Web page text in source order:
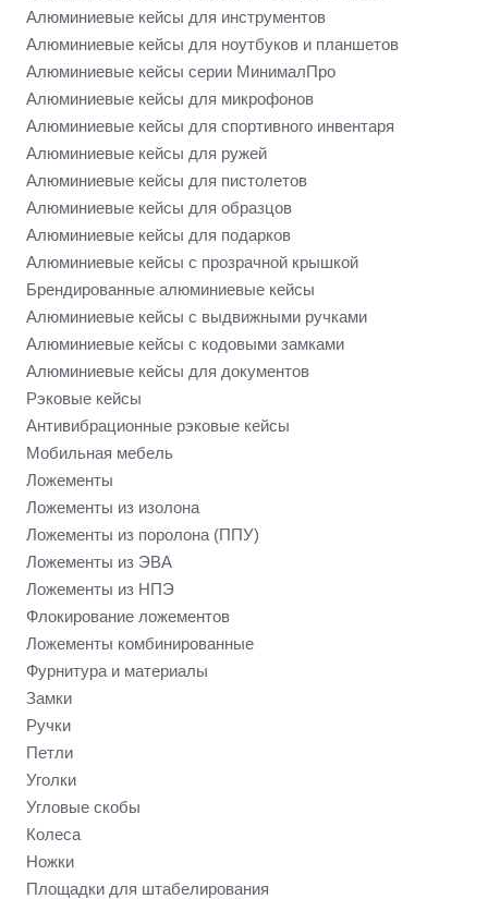
Алюминиевые кейсы для инструментов
Алюминиевые кейсы для ноутбуков и планшетов
Алюминиевые кейсы серии МинималПро
Алюминиевые кейсы для микрофонов
Алюминиевые кейсы для спортивного инвентаря
Алюминиевые кейсы для ружей
Алюминиевые кейсы для пистолетов
Алюминиевые кейсы для образцов
Алюминиевые кейсы для подарков
Алюминиевые кейсы с прозрачной крышкой
Брендированные алюминиевые кейсы
Алюминиевые кейсы с выдвижными ручками
Алюминиевые кейсы с кодовыми замками
Алюминиевые кейсы для документов
Рэковые кейсы
Антивибрационные рэковые кейсы
Мобильная мебель
Ложементы
Ложементы из изолона
Ложементы из поролона (ППУ)
Ложементы из ЭВА
Ложементы из НПЭ
Флокирование ложементов
Ложементы комбинированные
Фурнитура и материалы
Замки
Ручки
Петли
Уголки
Угловые скобы
Колеса
Ножки
Площадки для штабелирования